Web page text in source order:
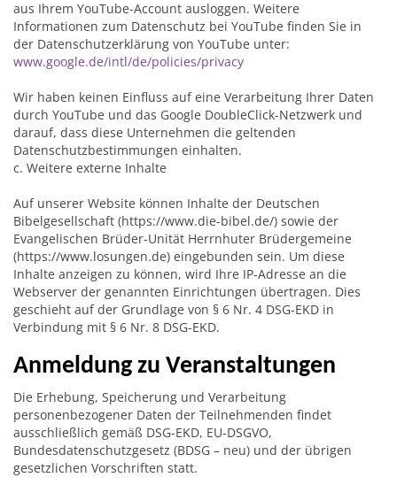
aus Ihrem YouTube-Account ausloggen. Weitere
Informationen zum Datenschutz bei YouTube finden Sie in
der Datenschutzerklärung von YouTube unter:
www.google.de/intl/de/policies/privacy
Wir haben keinen Einfluss auf eine Verarbeitung Ihrer Daten
durch YouTube und das Google DoubleClick-Netzwerk und
darauf, dass diese Unternehmen die geltenden
Datenschutzbestimmungen einhalten.
c. Weitere externe Inhalte
Auf unserer Website können Inhalte der Deutschen
Bibelgesellschaft (https://www.die-bibel.de/) sowie der
Evangelischen Brüder-Unität Herrnhuter Brüdergemeine
(https://www.losungen.de) eingebunden sein. Um diese
Inhalte anzeigen zu können, wird Ihre IP-Adresse an die
Webserver der genannten Einrichtungen übertragen. Dies
geschieht auf der Grundlage von § 6 Nr. 4 DSG-EKD in
Verbindung mit § 6 Nr. 8 DSG-EKD.
Anmeldung zu Veranstaltungen
Die Erhebung, Speicherung und Verarbeitung
personenbezogener Daten der Teilnehmenden findet
ausschließlich gemäß DSG-EKD, EU-DSGVO,
Bundesdatenschutzgesetz (BDSG – neu) und der übrigen
gesetzlichen Vorschriften statt.